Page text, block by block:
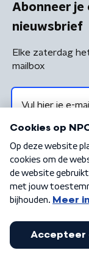
Abonneer je
nieuwsbrief
Elke zaterdag
mailbox
Algemene